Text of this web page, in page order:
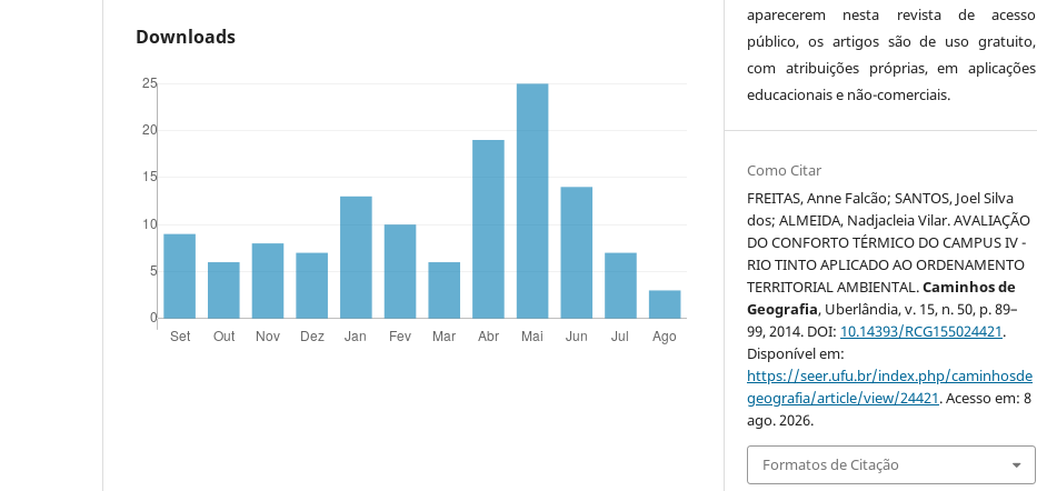
Downloads
aparecerem nesta revista de acesso
público, os artigos são de uso gratuito,
com atribuições próprias, em aplicações
educacionais e não-comerciais.
Como Citar
FREITAS, Anne Falcão; SANTOS, Joel Silva
dos; ALMEIDA, Nadjacleia Vilar. AVALIAÇÃO
DO CONFORTO TÉRMICO DO CAMPUS IV -
RIO TINTO APLICADO AO ORDENAMENTO
TERRITORIAL AMBIENTAL.Caminhos de
Geografia, Uberlândia, v. 15, n. 50, p. 89–
99, 2014. DOI: 10.14393/RCG155024421.
Disponível em:
https://seer.ufu.br/index.php/caminhosde
geografia/article/view/24421. Acesso em: 8
ago. 2026.
Formatos de Citação